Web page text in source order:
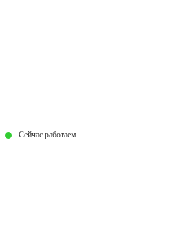
Сейчас работаем